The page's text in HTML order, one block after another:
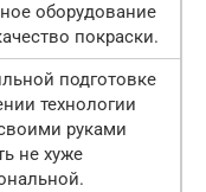
оборудование
покраски.
подготовке
технологии
руками
не хуже